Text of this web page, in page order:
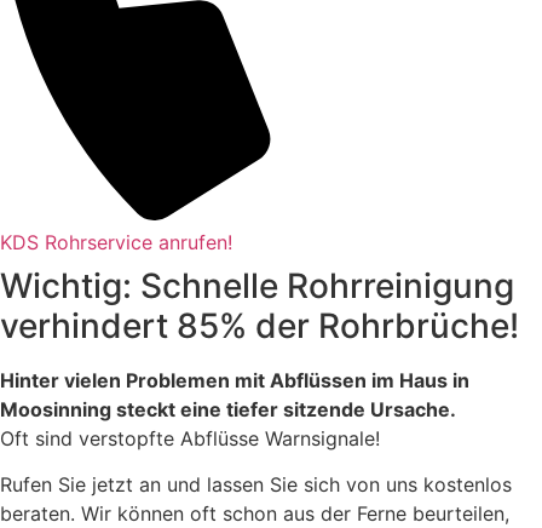
KDS Rohrservice anrufen!
Wichtig: Schnelle Rohrreinigung
verhindert 85% der Rohrbrüche!
Hinter vielen Problemen mit Abflüssen im Haus in
Moosinning steckt eine tiefer sitzende Ursache.
Oft sind verstopfte Abflüsse Warnsignale!
Rufen Sie jetzt an und lassen Sie sich von uns kostenlos
beraten. Wir können oft schon aus der Ferne beurteilen,